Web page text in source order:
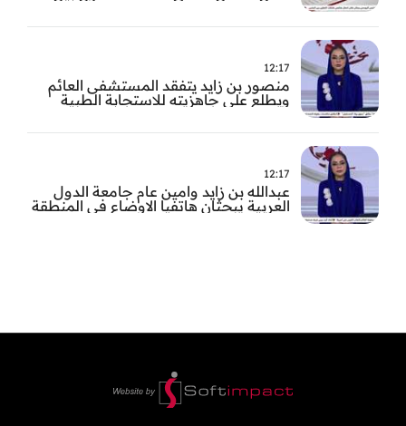
12:17
منصور بن زايد يتفقد المستشفى العائم
ويطلع على جاهزيته للاستجابة الطبية
12:17
عبدالله بن زايد وامين عام جامعة الدول
العربية يبحثان هاتفيا الاوضاع في المنطقة